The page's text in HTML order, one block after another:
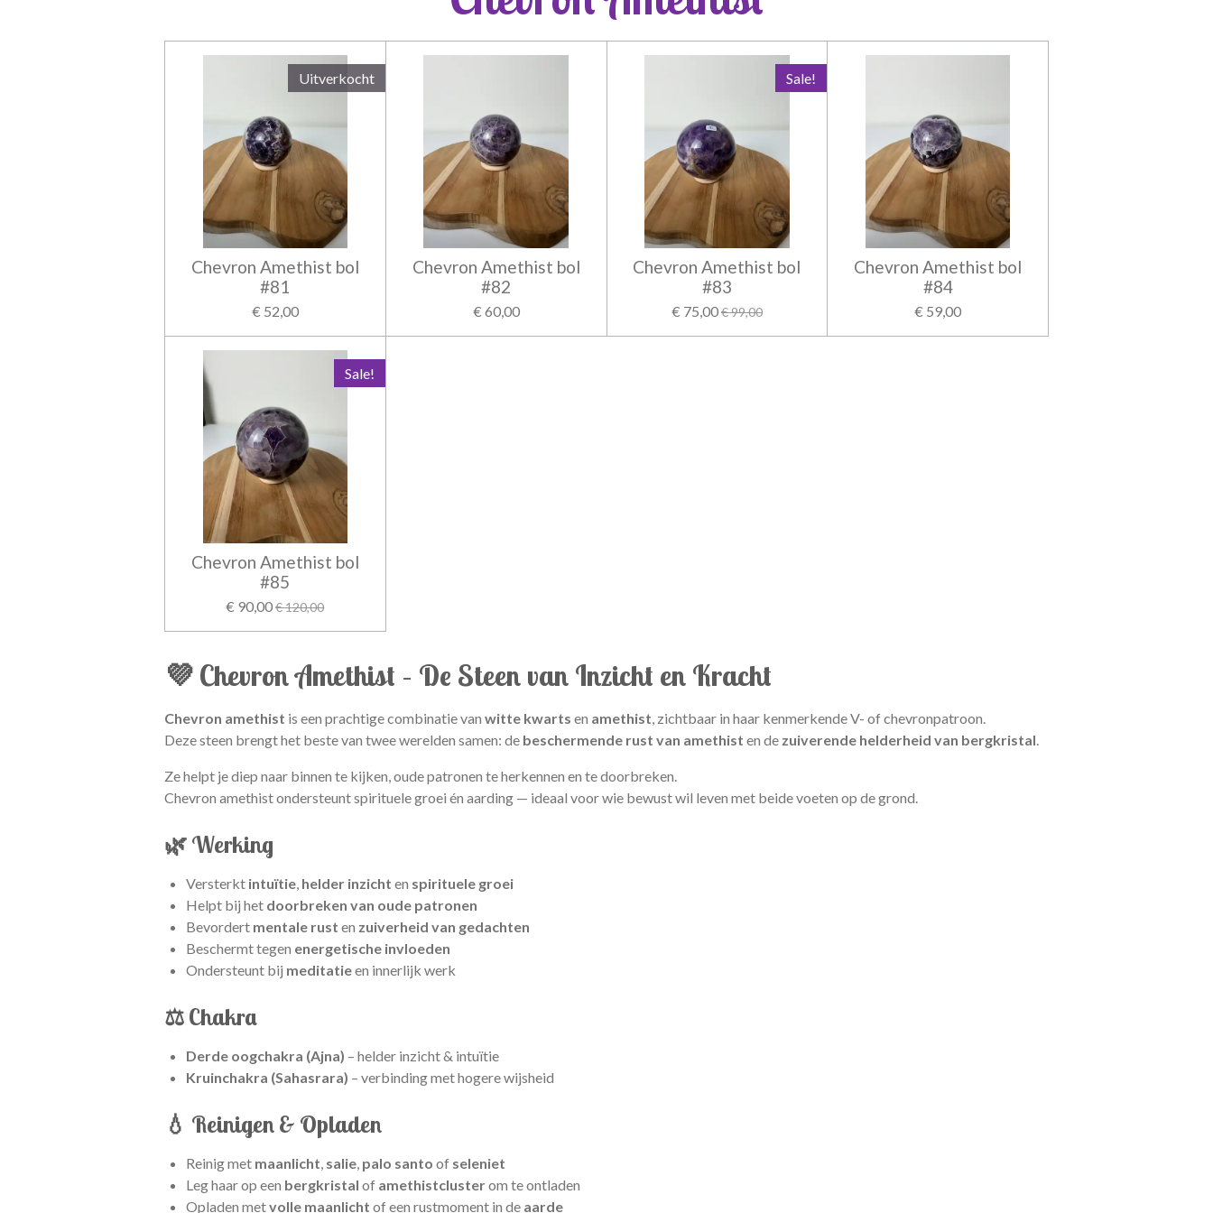
Uitverkocht
Chevron Amethist bol
#81
€ 52,00
Chevron Amethist bol
#82
€ 60,00
Sale!
Chevron Amethist bol
#83
€ 75,00€ 99,00
Chevron Amethist bol
#84
€ 59,00
Sale!
Chevron Amethist bol
#85
€ 90,00€ 120,00
💜 Chevron Amethist – De Steen van Inzicht en Kracht
Chevron amethist is een prachtige combinatie van witte kwarts en amethist , zichtbaar in haar kenmerkende V- of chevronpatroon.
Deze steen brengt het beste van twee werelden samen: de beschermende rust van amethist en de zuiverende helderheid van bergkristal
Ze helpt je diep naar binnen te kijken, oude patronen te herkennen en te doorbreken.
Chevron amethist ondersteunt spirituele groei én aarding — ideaal voor wie bewust wil leven met beide voeten op de grond.
🌿Werking
Versterkt intuïtie helder inzicht en spirituele groei
Helpt bij het doorbreken van oude patronen
Bevordert mentale rust en zuiverheid van gedachten
Beschermt tegen energetische invloeden
Ondersteunt bij meditatieen innerlijk werk
⚖️Chakra
Derde oogchakra (Ajna) – helder inzicht & intuïtie
Kruinchakra (Sahasrara) – verbinding met hogere wijsheid
💧 Reinigen & Opladen
Reinig met maanlicht salie palo santo of seleniet
Leg haar op een bergkristal of amethistclusterom te ontladen
Opladen metvolle maanlicht of een rustmoment in de aarde